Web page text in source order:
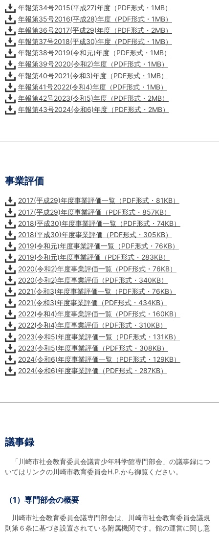
年報第34号2015(平成27)年度（PDF形式・1MB）
年報第35号2016(平成28)年度（PDF形式・1MB）
年報第36号2017(平成29)年度（PDF形式・2MB）
年報第37号2018(平成30)年度（PDF形式・1MB）
年報第38号2019(令和元)年度（PDF形式・1MB）
年報第39号2020(令和2)年度（PDF形式・1MB）
年報第40号2021(令和3)年度（PDF形式・1MB）
年報第41号2022(令和4)年度（PDF形式・1MB）
年報第42号2023(令和5)年度（PDF形式・2MB）
年報第43号2024(令和6)年度（PDF形式・2MB）
事業評価
2017(平成29)年度事業評価一覧（PDF形式・81KB）
2017(平成29)年度事業評価（PDF形式・857KB）
2018(平成30)年度事業評価一覧（PDF形式・74KB）
2018(平成30)年度事業評価（PDF形式・305KB）
2019(令和元)年度事業評価一覧（PDF形式・76KB）
2019(令和元)年度事業評価（PDF形式・283KB）
2020(令和2)年度事業評価一覧（PDF形式・76KB）
2020(令和2)年度事業評価（PDF形式・340KB）
2021(令和3)年度事業評価一覧（PDF形式・76KB）
2021(令和3)年度事業評価（PDF形式・434KB）
2022(令和4)年度事業評価一覧（PDF形式・160KB）
2022(令和4)年度事業評価（PDF形式・310KB）
2023(令和5)年度事業評価一覧（PDF形式・131KB）
2023(令和5)年度事業評価（PDF形式・308KB）
2024(令和6)年度事業評価一覧（PDF形式・129KB）
2024(令和6)年度事業評価（PDF形式・287KB）
議事録
「川崎市社会教育委員会議青少年科学館専門部会」の議事録につ
いてはリンクの川崎市教育委員会H.P.から御覧ください。
（1）専門部会の概要
川崎市社会教育委員会議専門部会は、川崎市社会教育委員会議規
則第６条に基づき設置されている附属機関です。館の運営に関し意